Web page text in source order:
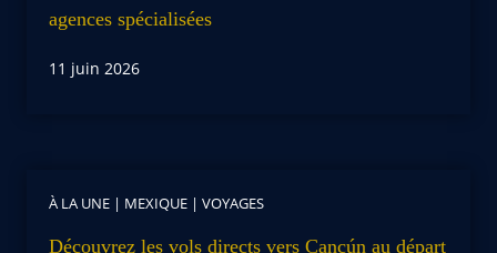
agences spécialisées
11 juin 2026
À LA UNE | MEXIQUE | VOYAGES
Découvrez les vols directs vers Cancún au départ